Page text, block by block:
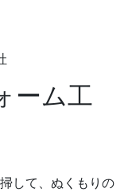
ーム工
して、ぬくもりの